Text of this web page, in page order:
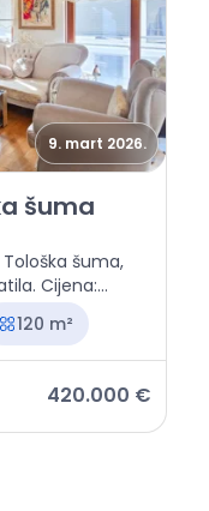
9. mart 2026.
Tološka šuma
šuma
šuma,
Cijena:
120 m²
420.000 €